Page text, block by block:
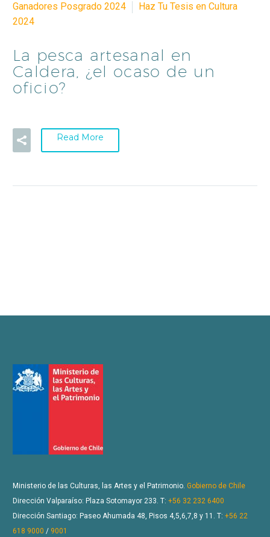
Ganadores Posgrado 2024
Haz Tu Tesis en Cultura
2024
La pesca artesanal en
Caldera, ¿el ocaso de un
oficio?
Read More
Ministerio de las Culturas, las Artes y el Patrimonio. Gobierno de Chile
Dirección Valparaíso: Plaza Sotomayor 233. T: +56 32 232 6400
Dirección Santiago: Paseo Ahumada 48, Pisos 4,5,6,7,8 y 11. T: +56 22
618 9000 / 9001